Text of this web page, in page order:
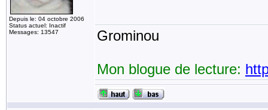
Depuis le: 04 octobre 2006
Status actuel: Inactif
Messages: 13547
Grominou
Mon blogue de lecture: